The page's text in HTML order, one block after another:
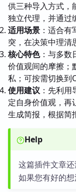
供三种导入方式，
独立代理，并通过
适用场景 ：适合
突，在决策中理清
核心特色：与多数
价值观间的摩擦；
私；可按需切换到
使用建议 ：先利
定自身价值观，再
生成简报，根据简
Help
这篇插件文章
如果您有好的想